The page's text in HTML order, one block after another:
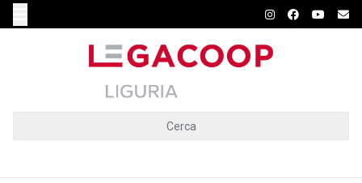
Cerca